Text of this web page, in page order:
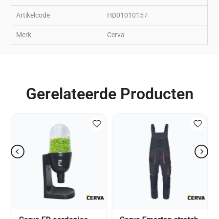
Artikelcode HD01010157
Merk Cerva
Gerelateerde Producten